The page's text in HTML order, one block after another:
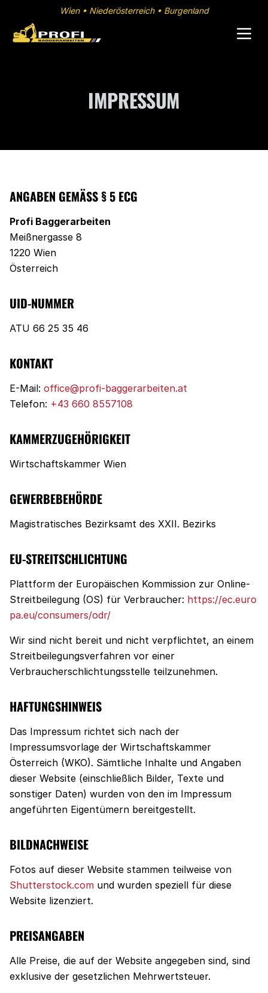
Zum Hauptinhalt springenWien • Niederösterreich • Burgenland
IMPRESSUM
ANGABEN GEMÄSS § 5 ECG
Profi Baggerarbeiten
Meißnergasse 8
1220 Wien
Österreich
UID-NUMMER
ATU 66 25 35 46
KONTAKT
E-Mail: office@profi-baggerarbeiten.at
Telefon: +43 660 8557108
KAMMERZUGEHÖRIGKEIT
Wirtschaftskammer Wien
GEWERBEBEHÖRDE
Magistratisches Bezirksamt des XXII. Bezirks
EU-STREITSCHLICHTUNG
Plattform der Europäischen Kommission zur Online-
Streitbeilegung (OS) für Verbraucher: https://ec.euro
pa.eu/consumers/odr/
Wir sind nicht bereit und nicht verpflichtet, an einem
Streitbeilegungsverfahren vor einer
Verbraucherschlichtungsstelle teilzunehmen.
HAFTUNGSHINWEIS
Das Impressum richtet sich nach der
Impressumsvorlage der Wirtschaftskammer
Österreich (WKO). Sämtliche Inhalte und Angaben
dieser Website (einschließlich Bilder, Texte und
sonstiger Daten) wurden von den im Impressum
angeführten Eigentümern bereitgestellt.
BILDNACHWEISE
Fotos auf dieser Website stammen teilweise von
Shutterstock.com und wurden speziell für diese
Website lizenziert.
PREISANGABEN
Alle Preise, die auf der Website angegeben sind, sind
exklusive der gesetzlichen Mehrwertsteuer.